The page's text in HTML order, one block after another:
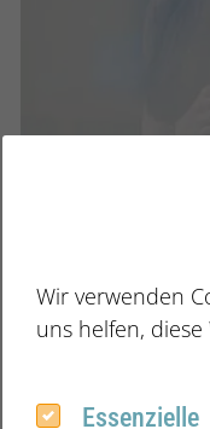
In Zeiten des
Wir verwenden
uns helfen,
Essenzielle
Essenzielle